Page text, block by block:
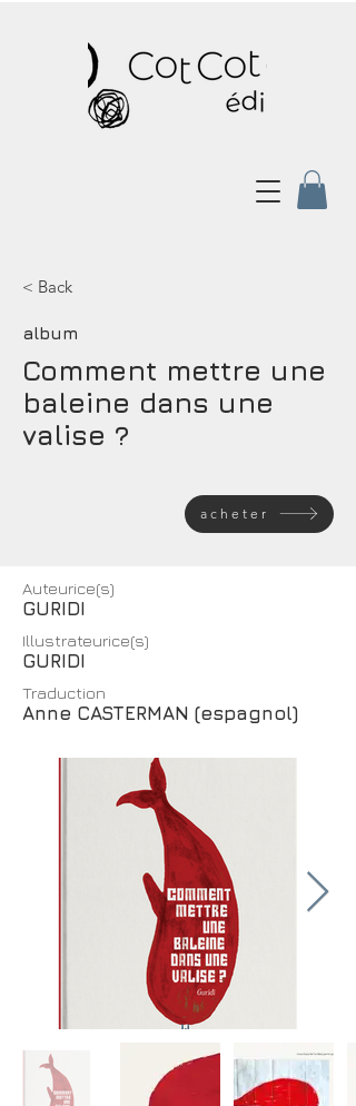
< Back
album
Comment mettre une
baleine dans une
valise ?
acheter
Auteurice(s)
GURIDI
Illustrateurice(s)
GURIDI
Traduction
Anne CASTERMAN (espagnol)